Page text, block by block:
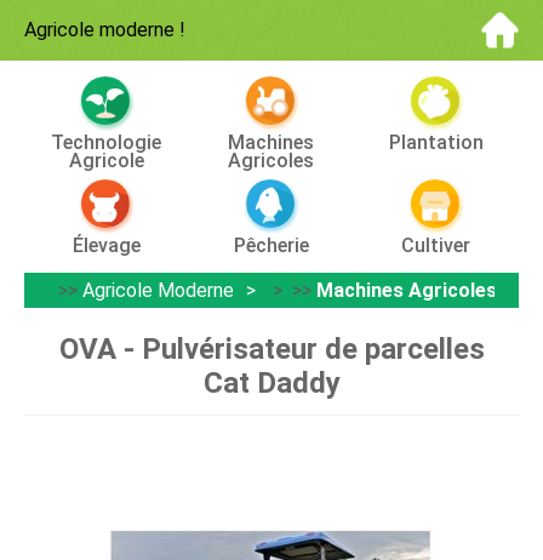
Agricole moderne !
Technologie
Agricole
Machines
Agricoles
Plantation
Élevage Pêcherie
Cultiver
>> Agricole Moderne > >> Machines Agricoles
OVA - Pulvérisateur de parcelles
Cat Daddy